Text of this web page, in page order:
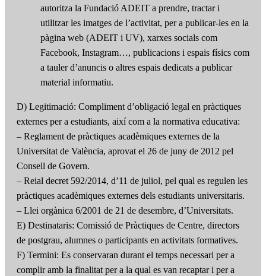
autoritza la Fundació ADEIT a prendre, tractar i
utilitzar les imatges de l’activitat, per a publicar-les en la
pàgina web (ADEIT i UV), xarxes socials com
Facebook, Instagram…, publicacions i espais físics com
a tauler d’anuncis o altres espais dedicats a publicar
material informatiu.
D) Legitimació: Compliment d’obligació legal en pràctiques
externes per a estudiants, així com a la normativa educativa:
– Reglament de pràctiques acadèmiques externes de la
Universitat de València, aprovat el 26 de juny de 2012 pel
Consell de Govern.
– Reial decret 592/2014, d’11 de juliol, pel qual es regulen les
pràctiques acadèmiques externes dels estudiants universitaris.
– Llei orgànica 6/2001 de 21 de desembre, d’Universitats.
E) Destinataris: Comissió de Pràctiques de Centre, directors
de postgrau, alumnes o participants en activitats formatives.
F) Termini: Es conservaran durant el temps necessari per a
complir amb la finalitat per a la qual es van recaptar i per a